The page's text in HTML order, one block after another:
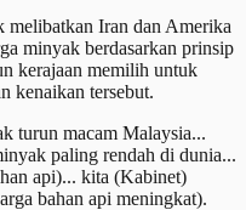
Iran dan Amerika
minyak berdasarkan prinsip
kerajaan memilih untuk
kenaikan tersebut.
turun macam Malaysia...
paling rendah di dunia...
api)... kita (Kabinet)
bahan api meningkat).